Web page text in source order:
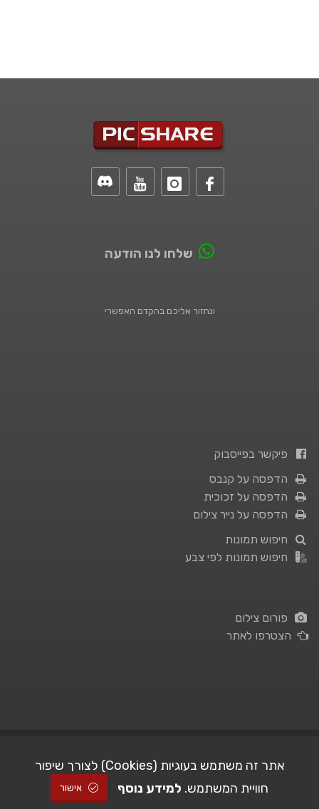
שלחו לנו הודעה
ונחזור אליכם בהקדם האפשרי
פיקשר בפייסבוק
הדפסה על קנבס
הדפסה על זכוכית
הדפסה על נייר צילום
חיפוש תמונות
חיפוש תמונות לפי צבע
פורום צילום
הצטרפו לאתר
© All Rights Reserved | STUDIO101| Picshare.co.il - כל הזכויות שמורות
אתר זה משתמש בעוגיות (Cookies) לצורך שיפור
חוויית המשתמש. למידע נוסף